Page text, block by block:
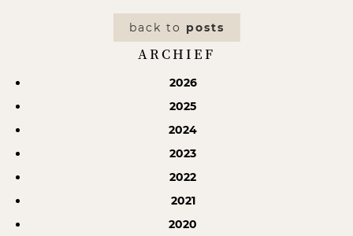
back to posts
ARCHIEF
2026
2025
2024
2023
2022
2021
2020